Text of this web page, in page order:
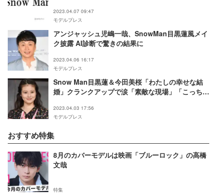
2023.04.07 09:47
モデルプレス
アンジャッシュ児嶋一哉、SnowMan目黒蓮風メイ
ク披露 AI診断で驚きの結果に
2023.04.06 16:17
モデルプレス
Snow Man目黒蓮＆今田美桜「わたしの幸せな結
婚」クランクアップで涙「素敵な現場」「こっちま
2023.04.03 17:56
モデルプレス
おすすめ特集
8月のカバーモデルは映画「ブルーロック」の高橋
文哉
特集